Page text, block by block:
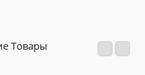
Товары